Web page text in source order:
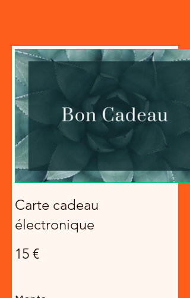
Carte cadeau
électronique
15 €